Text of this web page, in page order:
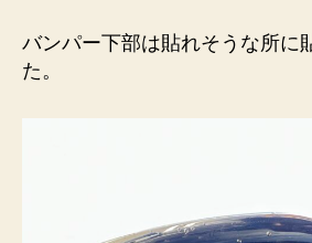
バンパー下部は貼れそうな所に
た。